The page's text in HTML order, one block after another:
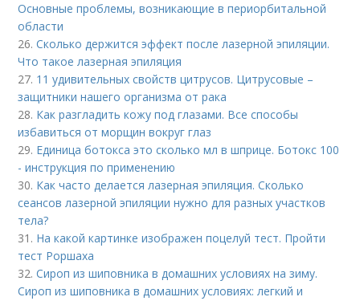
Основные проблемы, возникающие в периорбитальной
области
26.Сколько держится эффект после лазерной эпиляции.
Что такое лазерная эпиляция
27. 11 удивительных свойств цитрусов. Цитрусовые –
защитники нашего организма от рака
28. Как разгладить кожу под глазами. Все способы
избавиться от морщин вокруг глаз
29. Единица ботокса это сколько мл в шприце. Ботокс 100
- инструкция по применению
30. Как часто делается лазерная эпиляция. Сколько
сеансов лазерной эпиляции нужно для разных участков
тела?
31. На какой картинке изображен поцелуй тест. Пройти
тест Роршаха
32.Сироп из шиповника в домашних условиях на зиму.
Сироп из шиповника в домашних условиях: легкий и